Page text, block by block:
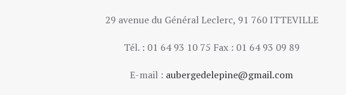
29 avenue du Général Leclerc, 91 760 ITTEVILLE
Tél. : 01 64 93 10 75 Fax : 01 64 93 09 89
E-mail : aubergedelepine@gmail.com